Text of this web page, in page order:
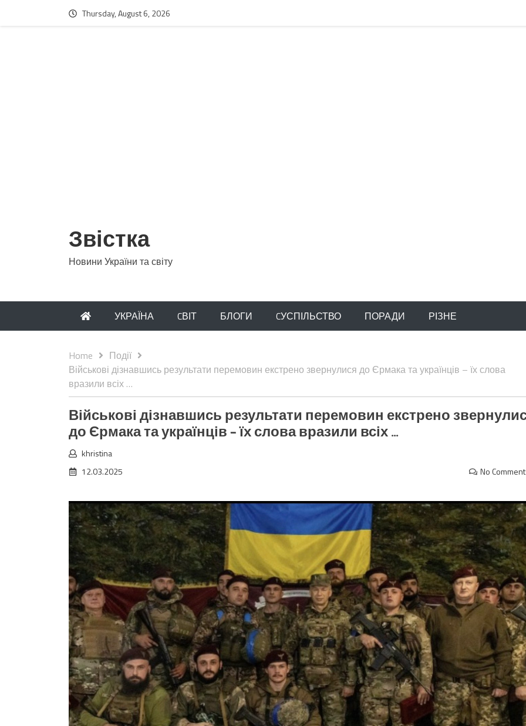
Thursday, August 6, 2026
Звістка
Новини України та світу
УКРАЇНА CВІТ БЛОГИ CУСПІЛЬСТВО ПОРАДИ РІЗНЕ
Home
Події
Військові дізнавшись результати перемовин екстрено звернулися до Єрмака та українців – їх слова
вразили всіх …
Військові дізнавшись результати перемовин екстрено
до Єрмака та українців – їх слова вразили всіх …
khristina
12.03.2025
No